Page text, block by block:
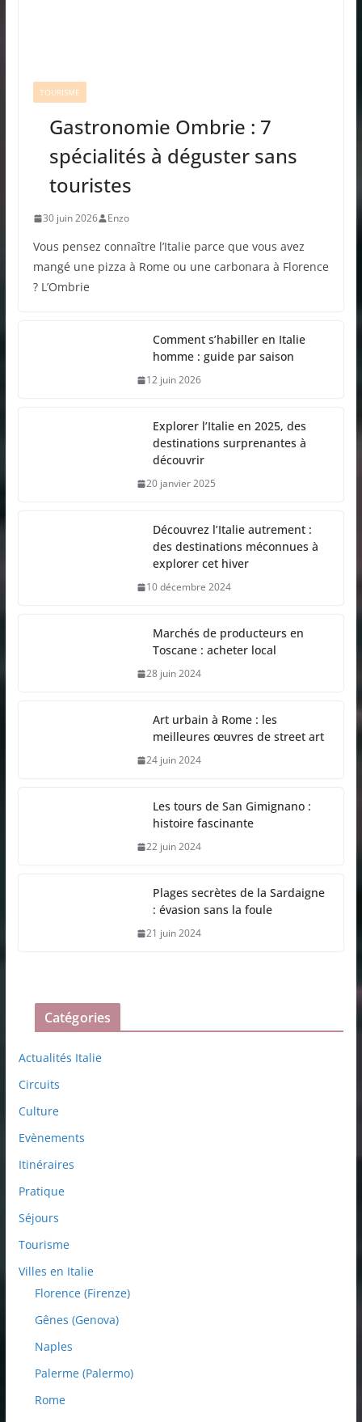
TOURISME
Gastronomie Ombrie : 7
spécialités à déguster sans
touristes
30 juin 2026 Enzo
Vous pensez connaître l’Italie parce que vous avez
mangé une pizza à Rome ou une carbonara à Florence
? L’Ombrie
Comment s’habiller en Italie
homme : guide par saison
12 juin 2026
Explorer l’Italie en 2025, des
destinations surprenantes à
découvrir
20 janvier 2025
Découvrez l’Italie autrement :
des destinations méconnues à
explorer cet hiver
10 décembre 2024
Marchés de producteurs en
Toscane : acheter local
28 juin 2024
Art urbain à Rome : les
meilleures œuvres de street art
24 juin 2024
Les tours de San Gimignano :
histoire fascinante
22 juin 2024
Plages secrètes de la Sardaigne
: évasion sans la foule
21 juin 2024
Catégories
Actualités Italie
Circuits
Culture
Evènements
Itinéraires
Pratique
Séjours
Tourisme
Villes en Italie
Florence (Firenze)
Gênes (Genova)
Naples
Palerme (Palermo)
Rome